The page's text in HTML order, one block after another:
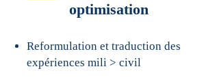
optimisation
Reformulation et traduction des
expériences mili > civil